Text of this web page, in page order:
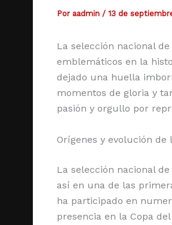
Por aadmin / 13 de
La selección nacional
emblemáticos en la
dejado una huella
momentos de gloria y
pasión y orgullo por
Orígenes y evolución de
La selección nacional
así en una de las
ha participado en
presencia en la Copa